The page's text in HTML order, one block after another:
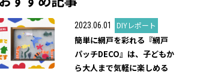
2023.06.01 DIYレポート
簡単に網戸を彩れる『網戸
パッチDECO』は、子どもか
ら大人まで気軽に楽しめる